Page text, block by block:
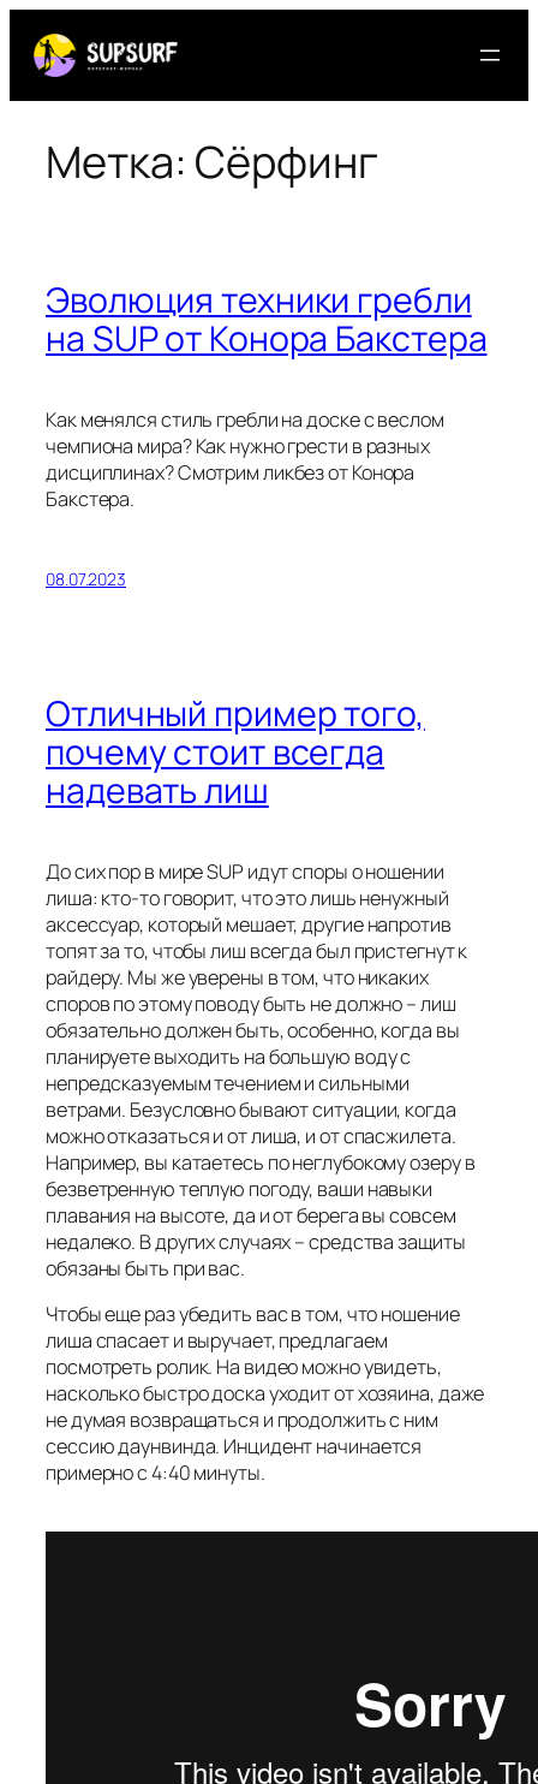
содержимому
Метка: Сёрфинг
Эволюция техники гребли
на SUP от Конора Бакстера
Как менялся стиль гребли на доске с веслом
чемпиона мира? Как нужно грести в разных
дисциплинах? Смотрим ликбез от Конора
Бакстера.
08.07.2023
Отличный пример того,
почему стоит всегда
надевать лиш
До сих пор в мире SUP идут споры о ношении
лиша: кто-то говорит, что это лишь ненужный
аксессуар, который мешает, другие напротив
топят за то, чтобы лиш всегда был пристегнут к
райдеру. Мы же уверены в том, что никаких
споров по этому поводу быть не должно – лиш
обязательно должен быть, особенно, когда вы
планируете выходить на большую воду с
непредсказуемым течением и сильными
ветрами. Безусловно бывают ситуации, когда
можно отказаться и от лиша, и от спасжилета.
Например, вы катаетесь по неглубокому озеру в
безветренную теплую погоду, ваши навыки
плавания на высоте, да и от берега вы совсем
недалеко. В других случаях – средства защиты
обязаны быть при вас.
Чтобы еще раз убедить вас в том, что ношение
лиша спасает и выручает, предлагаем
посмотреть ролик. На видео можно увидеть,
насколько быстро доска уходит от хозяина, даже
не думая возвращаться и продолжить с ним
сессию даунвинда. Инцидент начинается
примерно с 4:40 минуты.